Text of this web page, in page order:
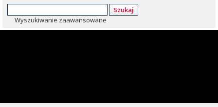
Szukaj
Wyszukiwanie zaawansowane